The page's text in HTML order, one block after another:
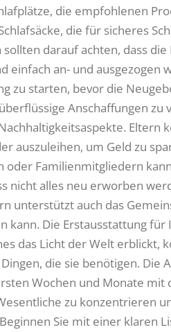
die empfohlenen
die für sicheres
darauf achten, dass
einfach an- und ausgezogen
zu starten, bevor die
Anschaffungen
Eltern
auszuleihen, um Geld zu
oder Familienmitgliedern
nicht alles neu erworben
unterstützt auch das
kann. Die Erstausstattung
das Licht der Welt erblickt,
die sie benötigen. Die
Wochen und Monate mit
zu konzentrieren
Sie mit einer klaren